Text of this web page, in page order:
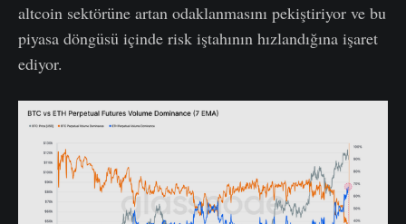
altcoin sektörüne artan odaklanmasını pekiştiriyor ve bu
piyasa döngüsü içinde risk iştahının hızlandığına işaret
ediyor.